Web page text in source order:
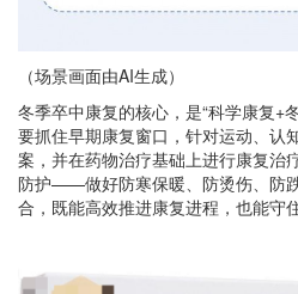
（场景画面由AI生成）
冬季卒中康复的核心，是“科学康复+
要抓住早期康复窗口，针对运动、认
案，并在药物治疗基础上进行康复治
防护——做好防寒保暖、防烫伤、防
合，既能高效推进康复进程，也能守